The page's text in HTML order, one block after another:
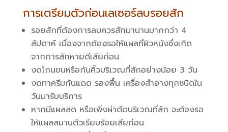
การเตรียมตัวก่อนเลเซอร์ลบรอยสัก
รอยสักที่ต้องการลบควรสักมานานมากกว่า 4
สัปดาห์ เนื่องจากต้องรอให้แผลที่ผิวหนังซึ่งเกิด
จากการสักหายดีเสียก่อน
งดโกนขนหรือกันคิ้วบริเวณที่สักอย่างน้อย 3 วัน
งดทาครีมกันแดด รองพื้น เครื่องสำอางทุกชนิดใน
วันมารับบริการ
หากมีแผลสด หรือเพิ่งผ่าตัดบริเวณที่สัก จะต้องรอ
ให้แผลสมานตัวเรียบร้อยเสียก่อน